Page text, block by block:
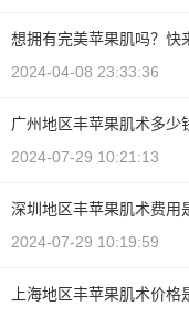
想拥有完美苹果肌吗？快
2024-04-08 23:33:36
广州地区丰苹果肌术多少
2024-07-29 10:21:13
深圳地区丰苹果肌术费用
2024-07-29 10:19:59
上海地区丰苹果肌术价格